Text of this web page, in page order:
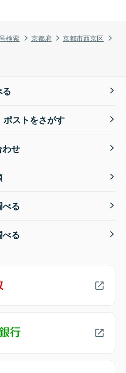
検索 京都府
京都市西京区
ストをさがす
せ
る
る